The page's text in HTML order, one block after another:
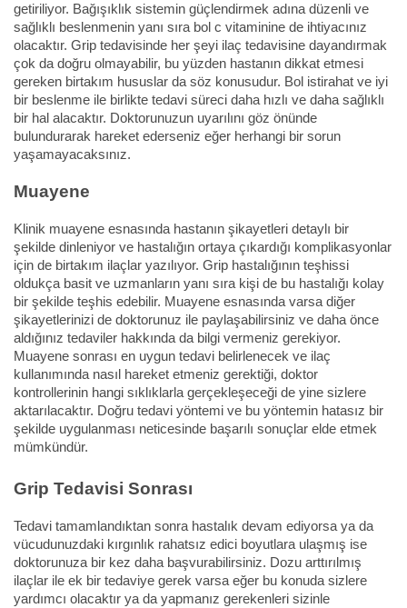
getiriliyor. Bağışıklık sistemin güçlendirmek adına düzenli ve
sağlıklı beslenmenin yanı sıra bol c vitaminine de ihtiyacınız
olacaktır. Grip tedavisinde her şeyi ilaç tedavisine dayandırmak
çok da doğru olmayabilir, bu yüzden hastanın dikkat etmesi
gereken birtakım hususlar da söz konusudur. Bol istirahat ve iyi
bir beslenme ile birlikte tedavi süreci daha hızlı ve daha sağlıklı
bir hal alacaktır. Doktorunuzun uyarılını göz önünde
bulundurarak hareket ederseniz eğer herhangi bir sorun
yaşamayacaksınız.
Muayene
Klinik muayene esnasında hastanın şikayetleri detaylı bir
şekilde dinleniyor ve hastalığın ortaya çıkardığı komplikasyonlar
için de birtakım ilaçlar yazılıyor. Grip hastalığının teşhissi
oldukça basit ve uzmanların yanı sıra kişi de bu hastalığı kolay
bir şekilde teşhis edebilir. Muayene esnasında varsa diğer
şikayetlerinizi de doktorunuz ile paylaşabilirsiniz ve daha önce
aldığınız tedaviler hakkında da bilgi vermeniz gerekiyor.
Muayene sonrası en uygun tedavi belirlenecek ve ilaç
kullanımında nasıl hareket etmeniz gerektiği, doktor
kontrollerinin hangi sıklıklarla gerçekleşeceği de yine sizlere
aktarılacaktır. Doğru tedavi yöntemi ve bu yöntemin hatasız bir
şekilde uygulanması neticesinde başarılı sonuçlar elde etmek
mümkündür.
Grip Tedavisi Sonrası
Tedavi tamamlandıktan sonra hastalık devam ediyorsa ya da
vücudunuzdaki kırgınlık rahatsız edici boyutlara ulaşmış ise
doktorunuza bir kez daha başvurabilirsiniz. Dozu arttırılmış
ilaçlar ile ek bir tedaviye gerek varsa eğer bu konuda sizlere
yardımcı olacaktır ya da yapmanız gerekenleri sizinle